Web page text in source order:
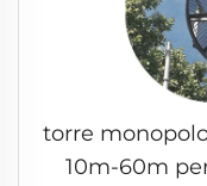
torre
10m-60m